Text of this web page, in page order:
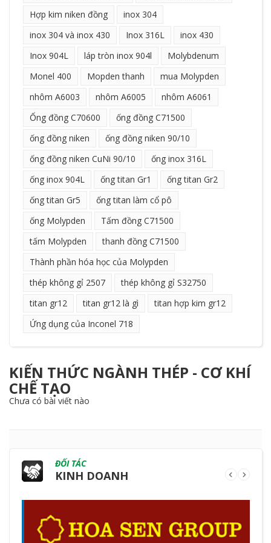
Hợp kim niken đồng
inox 304
inox 304 và inox 430
Inox 316L
inox 430
Inox 904L
láp tròn inox 904l
Molybdenum
Monel 400
Mopden thanh
mua Molypden
nhôm A6003
nhôm A6005
nhôm A6061
Ống đồng C70600
ống đồng C71500
ống đồng niken
ống đồng niken 90/10
ống đồng niken CuNi 90/10
ống inox 316L
ống inox 904L
ống titan Gr1
ống titan Gr2
ống titan Gr5
ống titan làm cổ pô
ống Molypden
Tấm đồng C71500
tấm Molypden
thanh đồng C71500
Thành phần hóa học của Molypden
thép không gỉ 2507
thép không gỉ S32750
titan gr12
titan gr12 là gì
titan hợp kim gr12
Ứng dụng của Inconel 718
KIẾN THỨC NGÀNH THÉP - CƠ KHÍ
CHẾ TẠO
Chưa có bài viết nào
ĐỐI TÁC
KINH DOANH